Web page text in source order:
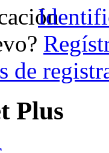
de
Plus